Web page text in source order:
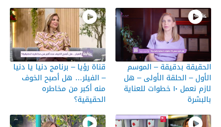
الحقيقة بدقيقة – الموسم
الأول – الحلقة الأولى – هل
لازم نعمل ١٠ خطوات للعناية
بالبشرة
قناة رؤيا – برنامج دنيا يا دنيا
– الفيلر… هل أصبح الخوف
منه أكبر من مخاطره
الحقيقية؟